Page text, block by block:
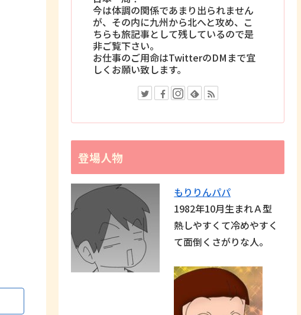
今は体調の関係であまり出られません
が、その内に九州から北へと攻め、こ
ちらも旅記事として残しているので是
非ご覧下さい。
お仕事のご用命はTwitterのDMまで宜
しくお願い致します。
登場人物
もりりんパパ
1982年10月生まれＡ型
熱しやすくて冷めやすく
て面倒くさがりな人。